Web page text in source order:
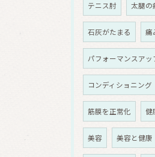
テニス肘 太腿の
石灰がたまる 痛
パフォーマンスアッ
コンディショニング
筋膜を正常化 健
美容 美容と健康